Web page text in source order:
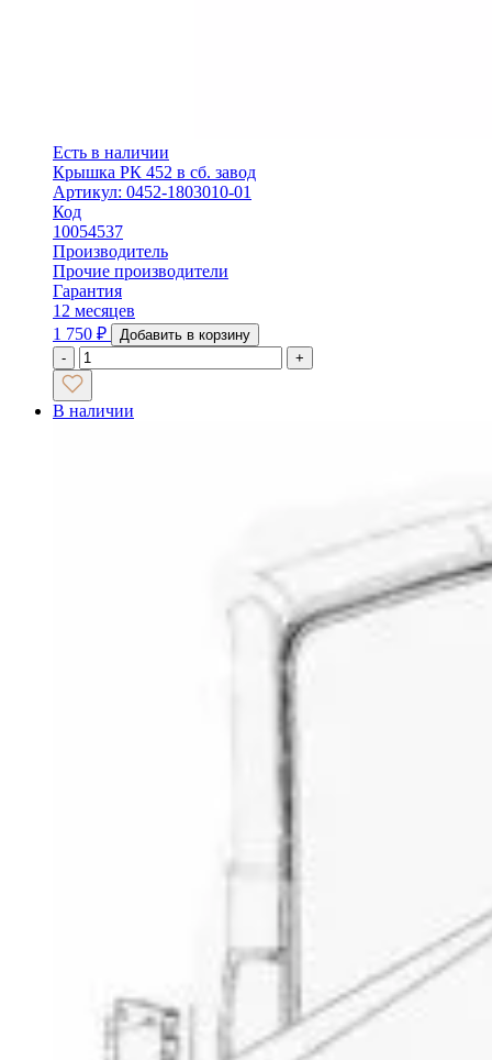
Есть в наличии
Крышка РК 452 в сб. завод
Артикул: 0452-1803010-01
Код
10054537
Производитель
Прочие производители
Гарантия
12 месяцев
1 750 ₽
Добавить в корзину
-
+
В наличии